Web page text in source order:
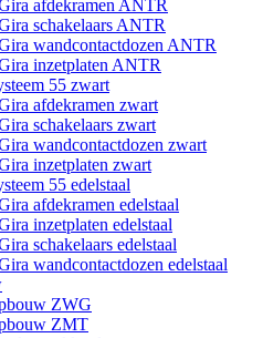
afdekramen ANTR
schakelaars ANTR
wandcontactdozen ANTR
inzetplaten ANTR
55 zwart
afdekramen zwart
schakelaars zwart
wandcontactdozen zwart
inzetplaten zwart
55 edelstaal
afdekramen edelstaal
inzetplaten edelstaal
schakelaars edelstaal
wandcontactdozen edelstaal
ZWG
ZMT